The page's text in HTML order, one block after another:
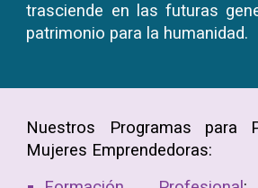
trasciende en las futuras
patrimonio para la humanidad.
Nuestros
Programas para
Mujeres Emprendedoras: